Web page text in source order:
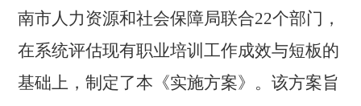
南市人力资源和社会保障局联合22个部门，
在系统评估现有职业培训工作成效与短板的
基础上，制定了本《实施方案》。该方案旨